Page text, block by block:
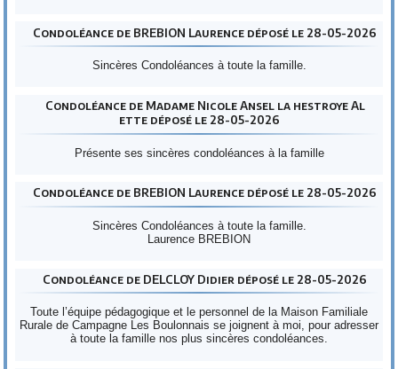
Condoléance de BREBION Laurence déposé le 28-05-2026
Sincères Condoléances à toute la famille.
Condoléance de Madame Nicole Ansel la hestroye Al
ette déposé le 28-05-2026
Présente ses sincères condoléances à la famille
Condoléance de BREBION Laurence déposé le 28-05-2026
Sincères Condoléances à toute la famille.
Laurence BREBION
Condoléance de DELCLOY Didier déposé le 28-05-2026
Toute l’équipe pédagogique et le personnel de la Maison Familiale
Rurale de Campagne Les Boulonnais se joignent à moi, pour adresser
à toute la famille nos plus sincères condoléances.